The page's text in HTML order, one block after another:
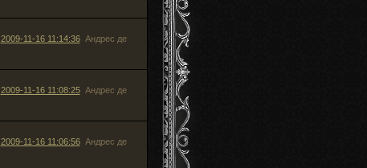
2009-11-16 11:14:36 Андрес де
2009-11-16 11:08:25 Андрес де
2009-11-16 11:06:56 Андрес де